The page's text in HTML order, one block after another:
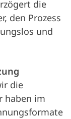
die
den Prozess
und
die
haben im